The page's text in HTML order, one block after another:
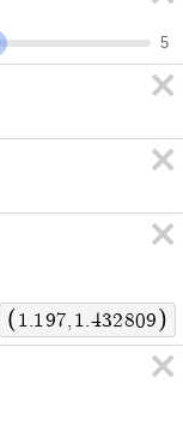
5
1.363, 1.857769